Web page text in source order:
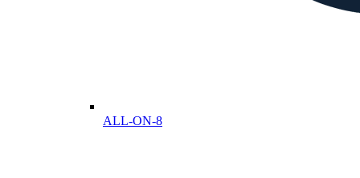
ALL-ON-8